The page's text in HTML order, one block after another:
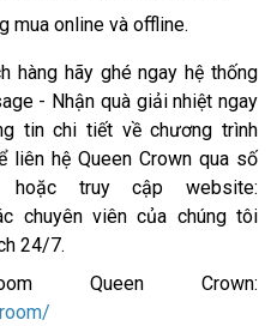
mua online và offline.
hàng hãy ghé ngay hệ thống
- Nhận quà giải nhiệt ngay
tin chi tiết về chương trình
liên hệ Queen Crown qua số
truy cập website:
chuyên viên của chúng tôi
24/7.
Queen Crown: